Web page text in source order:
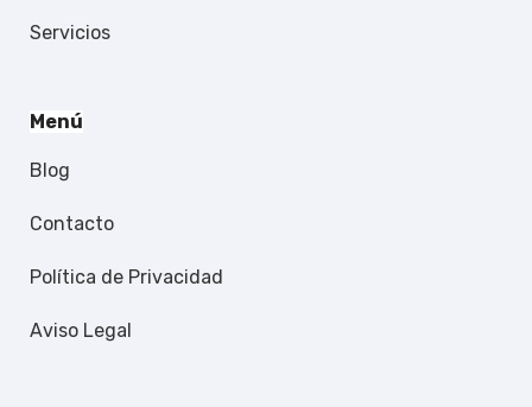
Servicios
Menú
Blog
Contacto
Política de Privacidad
Aviso Legal